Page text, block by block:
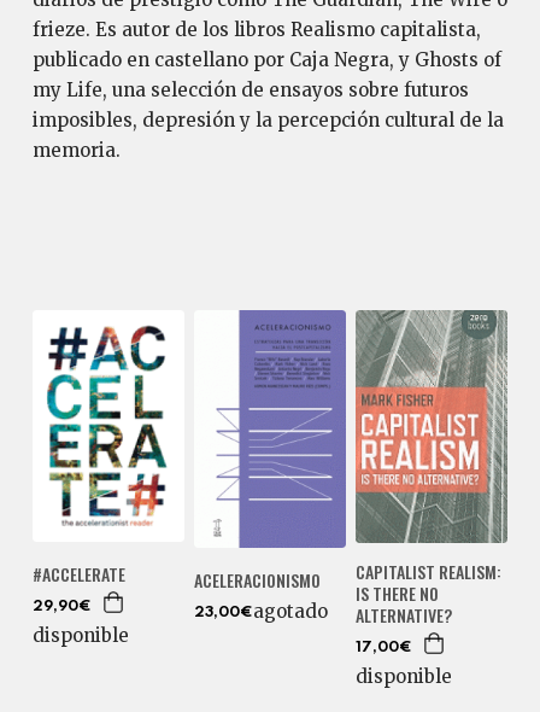
frieze. Es autor de los libros Realismo capitalista,
publicado en castellano por Caja Negra, y Ghosts of
my Life, una selección de ensayos sobre futuros
imposibles, depresión y la percepción cultural de la
memoria.
#ACCELERATE
29,90€
disponible
ACELERACIONISMO
23,00€agotado
CAPITALIST REALISM:
IS THERE NO
ALTERNATIVE?
17,00€
disponible